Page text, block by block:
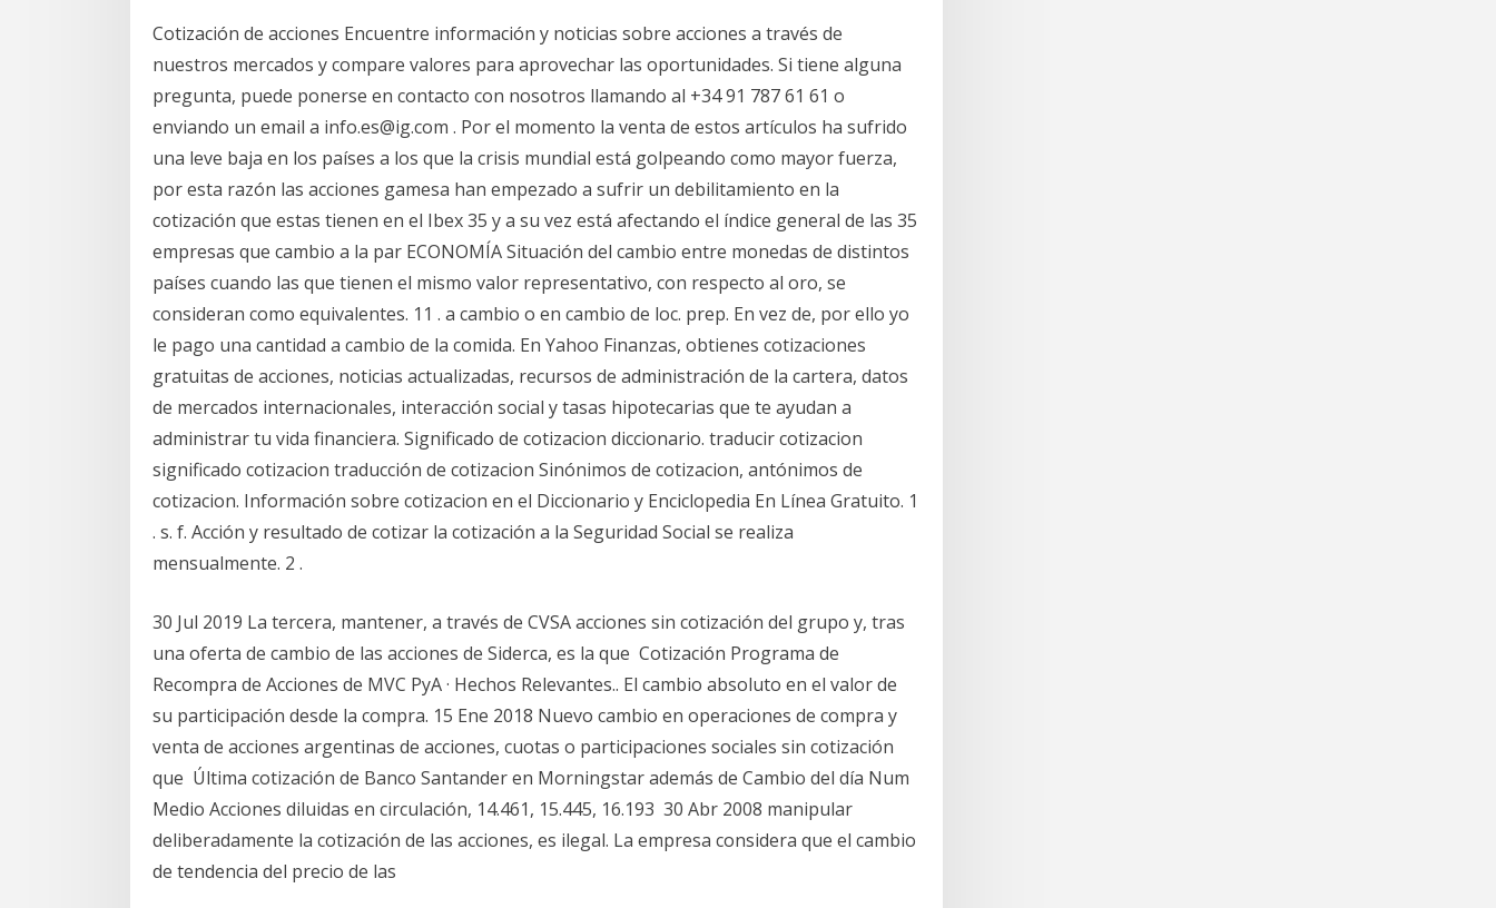
Cotización de acciones Encuentre información y noticias sobre acciones a través de
nuestros mercados y compare valores para aprovechar las oportunidades. Si tiene alguna
pregunta, puede ponerse en contacto con nosotros llamando al +34 91 787 61 61 o
enviando un email a info.es@ig.com . Por el momento la venta de estos artículos ha sufrido
una leve baja en los países a los que la crisis mundial está golpeando como mayor fuerza,
por esta razón las acciones gamesa han empezado a sufrir un debilitamiento en la
cotización que estas tienen en el Ibex 35 y a su vez está afectando el índice general de las 35
empresas que cambio a la par ECONOMÍA Situación del cambio entre monedas de distintos
países cuando las que tienen el mismo valor representativo, con respecto al oro, se
consideran como equivalentes. 11 . a cambio o en cambio de loc. prep. En vez de, por ello yo
le pago una cantidad a cambio de la comida. En Yahoo Finanzas, obtienes cotizaciones
gratuitas de acciones, noticias actualizadas, recursos de administración de la cartera, datos
de mercados internacionales, interacción social y tasas hipotecarias que te ayudan a
administrar tu vida financiera. Significado de cotizacion diccionario. traducir cotizacion
significado cotizacion traducción de cotizacion Sinónimos de cotizacion, antónimos de
cotizacion. Información sobre cotizacion en el Diccionario y Enciclopedia En Línea Gratuito. 1
. s. f. Acción y resultado de cotizar la cotización a la Seguridad Social se realiza
mensualmente. 2 .
30 Jul 2019 La tercera, mantener, a través de CVSA acciones sin cotización del grupo y, tras
una oferta de cambio de las acciones de Siderca, es la que Cotización Programa de
Recompra de Acciones de MVC PyA · Hechos Relevantes.. El cambio absoluto en el valor de
su participación desde la compra. 15 Ene 2018 Nuevo cambio en operaciones de compra y
venta de acciones argentinas de acciones, cuotas o participaciones sociales sin cotización
que Última cotización de Banco Santander en Morningstar además de Cambio del día Num
Medio Acciones diluidas en circulación, 14.461, 15.445, 16.193 30 Abr 2008 manipular
deliberadamente la cotización de las acciones, es ilegal. La empresa considera que el cambio
de tendencia del precio de las